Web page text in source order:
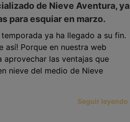
de Nieve Aventura, ya
para esquiar en marzo.
ya ha llegado a su fin.
así! Porque en nuestra web
las ventajas que
nieve del medio de Nieve
Seguir leyendo